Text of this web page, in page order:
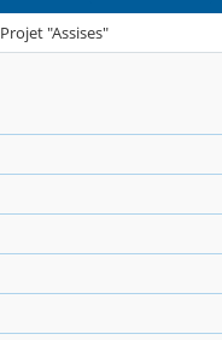
Projet "Assises"